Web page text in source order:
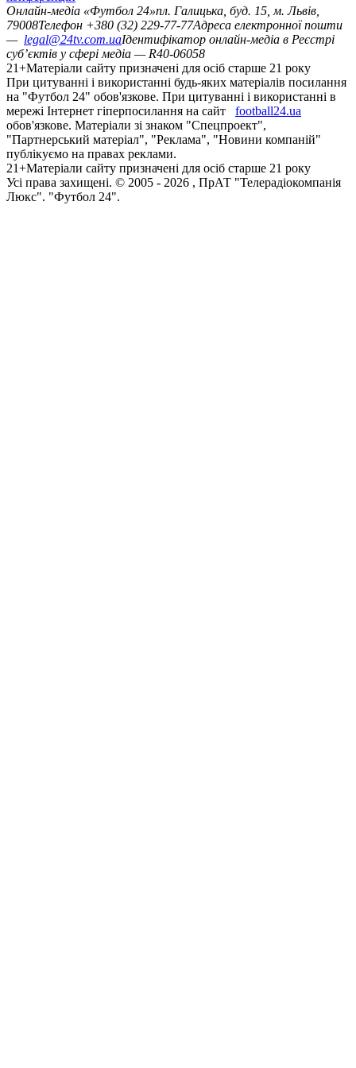
Онлайн-медіа «Футбол 24»пл. Галицька, буд. 15, м. Львів,
79008Телефон +380 (32) 229-77-77Адреса електронної пошти
— legal@24tv.com.uaІдентифікатор онлайн-медіа в Реєстрі
суб’єктів у сфері медіа — R40-06058
21+Матеріали сайту призначені для осіб старше 21 року
При цитуванні і використанні будь-яких матеріалів посилання
на "Футбол 24" обов'язкове. При цитуванні і використанні в
мережі Інтернет гіперпосилання на сайт
football24.ua
обов'язкове. Матеріали зі знаком "Спецпроект",
"Партнерський матеріал", "Реклама", "Новини компаній"
публікуємо на правах реклами.
21+Матеріали сайту призначені для осіб старше 21 року
Усi права захищенi. © 2005 - 2026 , ПрАТ "Телерадіокомпанія
Люкс". "Футбол 24".